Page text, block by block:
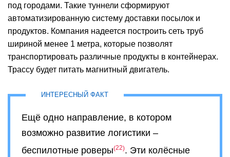
под городами. Такие туннели сформируют
автоматизированную систему доставки посылок и
продуктов. Компания надеется построить сеть труб
шириной менее 1 метра, которые позволят
транспортировать различные продукты в контейнерах.
Трассу будет питать магнитный двигатель.
Ещё одно направление, в котором
возможно развитие логистики –
беспилотные роверы 22 . Эти колёсные